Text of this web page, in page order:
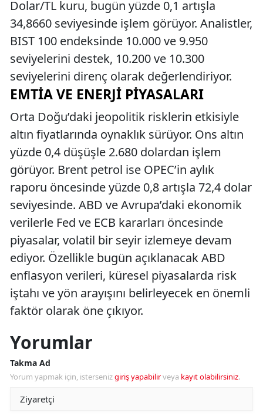
Dolar/TL kuru, bugün yüzde 0,1 artışla
34,8660 seviyesinde işlem görüyor. Analistler,
BIST 100 endeksinde 10.000 ve 9.950
seviyelerini destek, 10.200 ve 10.300
seviyelerini direnç olarak değerlendiriyor.
EMTIA VE ENERJI PIYASALARI
Orta Doğu’daki jeopolitik risklerin etkisiyle
altın fiyatlarında oynaklık sürüyor. Ons altın
yüzde 0,4 düşüşle 2.680 dolardan işlem
görüyor. Brent petrol ise OPEC’in aylık
raporu öncesinde yüzde 0,8 artışla 72,4 dolar
seviyesinde. ABD ve Avrupa’daki ekonomik
verilerle Fed ve ECB kararları öncesinde
piyasalar, volatil bir seyir izlemeye devam
ediyor. Özellikle bugün açıklanacak ABD
enflasyon verileri, küresel piyasalarda risk
iştahı ve yön arayışını belirleyecek en önemli
faktör olarak öne çıkıyor.
Yorumlar
Takma Ad
Yorum yapmak için, istersenizgiriş yapabilirveya kayıt olabilirsiniz.